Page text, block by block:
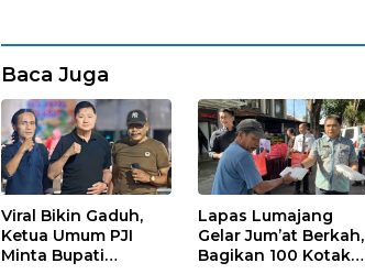
Baca Juga
Viral Bikin Gaduh,
Ketua Umum PJI
Minta Bupati
Lapas Lumajang
Gelar Jum’at Berkah,
Bagikan 100 Kotak